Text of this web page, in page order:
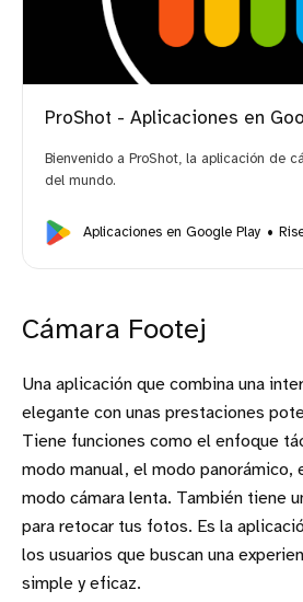
ProShot - Aplicaciones en
Bienvenido a ProShot, la aplicación de
del mundo.
Aplicaciones en Google Play
Cámara Footej
Una aplicación que combina una
elegante con unas prestaciones
Tiene funciones como el enfoque
modo manual, el modo panorámico,
modo cámara lenta. También tiene
para retocar tus fotos. Es la
los usuarios que buscan una
simple y eficaz.